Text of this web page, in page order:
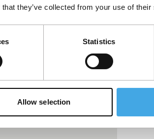
they’ve collected from your use of
Statistics
Allow selection